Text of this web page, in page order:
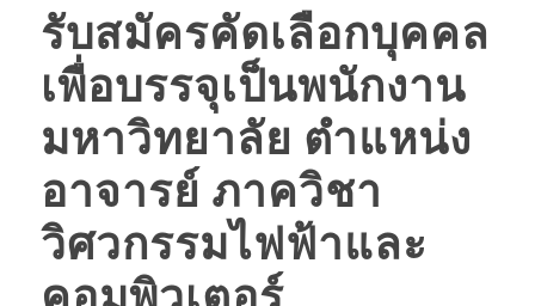
รับสมัครคัดเลือกบุคคล
เพื่อบรรจุเป็นพนักงาน
มหาวิทยาลัย ตำแหน่ง
อาจารย์ ภาควิชา
วิศวกรรมไฟฟ้าและ